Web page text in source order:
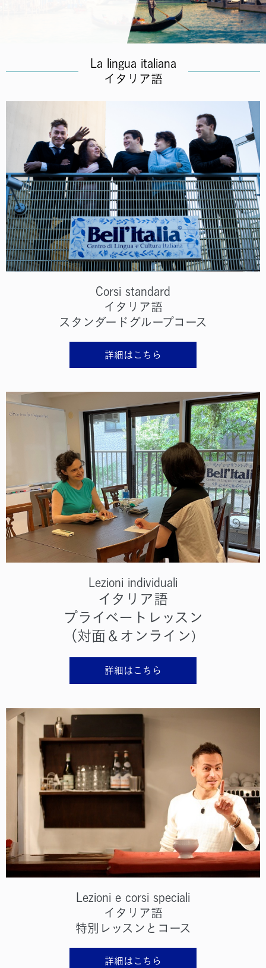
La lingua italiana
イタリア語
Corsi standard
イタリア語
スタンダードグループコース
詳細はこちら
Lezioni individuali
イタリア語
プライベートレッスン
（対面＆オンライン ）
詳細はこちら
Lezioni e corsi speciali
イタリア語
特別レッスンとコース
詳細はこちら